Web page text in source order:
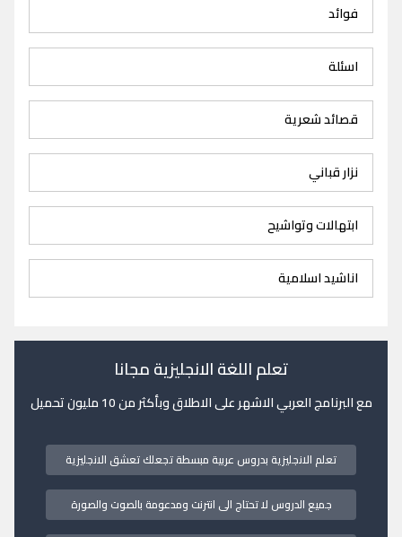
فوائد
اسئلة
قصائد شعرية
نزار قباني
ابتهالات وتواشيح
اناشيد اسلامية
تعلم اللغة الانجليزية مجانا
مع البرنامج العربي الاشهر على الاطلاق وبأكثر من 10 مليون تحميل
تعلم الانجليزية بدروس عربية مبسطة تجعلك تعشق الانجليزية
جميع الدروس لا تحتاج الى انترنت ومدعومة بالصوت والصورة